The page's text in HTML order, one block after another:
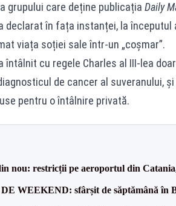
grupului care deține publicația Daily
declarat în fața instanței, la începutul
viața soției sale într-un „coșmar”.
întâlnit cu regele Charles al III-lea
de cancer al suveranului,
pentru o întâlnire privată.
nou: restricții pe aeroportul din
WEEKEND: sfârșit de săptămână în